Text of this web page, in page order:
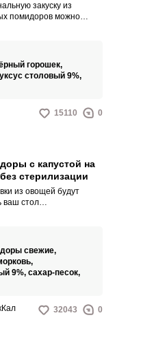
закуску из
помидоров можно
можно добавить
горошек,
уксус столовый 9%,
15110 0
с капустой на
стерилизации
из овощей будут
ваш стол
и быструю закуску,
дополнит ваши горячие
обеденным столом.
свежие,
9%, сахар-песок,
32043 0